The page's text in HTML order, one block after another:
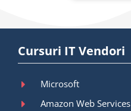
Cursuri IT Vendori
Microsoft
Amazon Web Services